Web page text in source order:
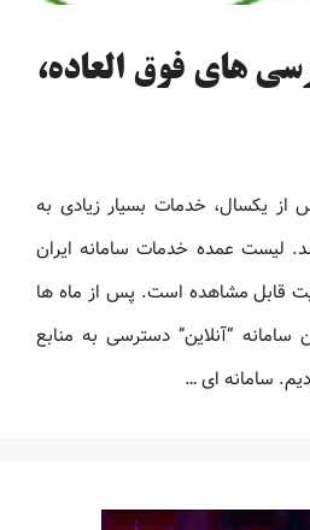
های فوق العاده،
مهرماه 95: پس از یکسال، خدمات بسیار زیادی به
لیست عمده خدمات سامانه ایران
قابل مشاهده است. پس از ماه ها
سامانه “آنلاین” دسترسی به منابع
سامانه ای …